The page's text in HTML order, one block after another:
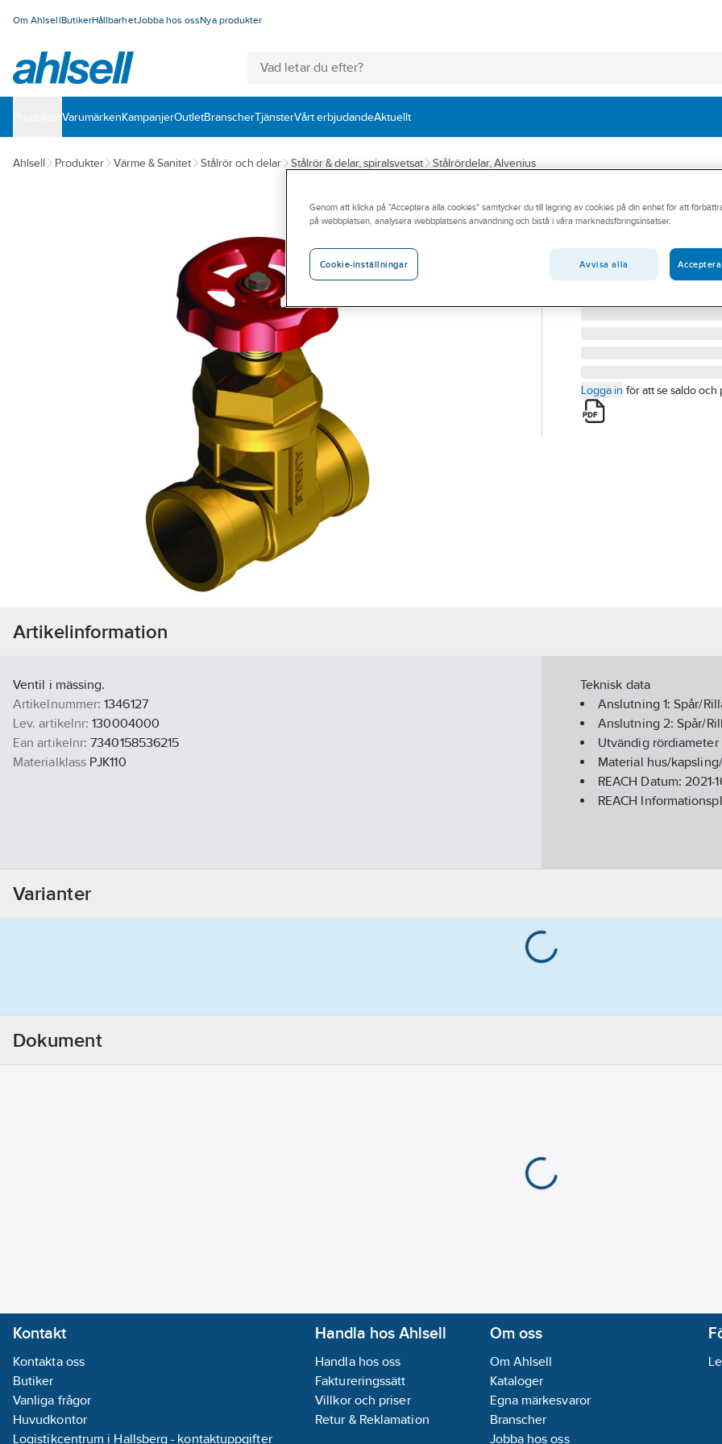
Om AhlsellButikerHållbarhetJobba hos ossNya produkter
VarumärkenKampanjerOutletBranscherTjänsterVårt erbjudandeAktuellt
Ahlsell Produkter Värme & Sanitet Stålrör och delar Stålrör & delar, spiralsvetsat Stålrördelar, Alvenius
ALVENIUS
Ventiler,
VENTIL K10 Ø102
Artikelnummer:
1346127
130004000
Logga in för att se saldo och
Artikelinformation
Ventil i mässing.
Artikelnummer: 1346127
Lev. artikelnr: 130004000
Ean artikelnr: 7340158536215
Materialklass PJK110
Teknisk data
Anslutning 1:Spår/
Anslutning 2:Spår/
Utvändig rördiameter
Material hus/
REACH Datum:2021-
REACH
Varianter
Dokument
Kontakt
Kontakta oss
Butiker
Vanliga frågor
Huvudkontor
Logistikcentrum i Hallsberg - kontaktuppgifter
Handla hos Ahlsell
Handla hos oss
Faktureringssätt
Villkor och priser
Retur & Reklamation
Om oss
Om Ahlsell
Kataloger
Egna märkesvaror
Branscher
Jobba hos oss
Genom att klicka på "Acceptera alla cookies" samtycker du till lagring av cookies på din enhet för att
på webbplatsen, analysera webbplatsens användning och bistå i våra marknadsföringsinsatser.
Cookie-inställningar Avvisa alla